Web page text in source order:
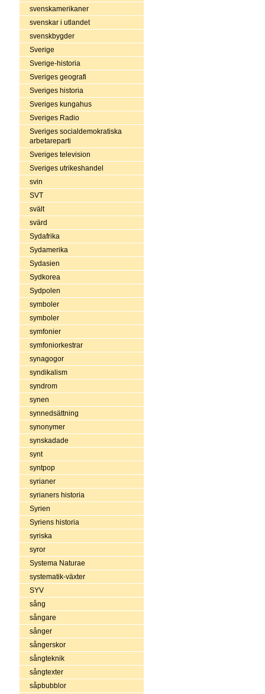
svenskamerikaner
svenskar i utlandet
svenskbygder
Sverige
Sverige-historia
Sveriges geografi
Sveriges historia
Sveriges kungahus
Sveriges Radio
Sveriges socialdemokratiska
arbetareparti
Sveriges television
Sveriges utrikeshandel
svin
SVT
svält
svärd
Sydafrika
Sydamerika
Sydasien
Sydkorea
Sydpolen
symboler
symboler
symfonier
symfoniorkestrar
synagogor
syndikalism
syndrom
synen
synnedsättning
synonymer
synskadade
synt
syntpop
syrianer
syrianers historia
Syrien
Syriens historia
syriska
syror
Systema Naturae
systematik-växter
SYV
sång
sångare
sånger
sångerskor
sångteknik
sångtexter
såpbubblor